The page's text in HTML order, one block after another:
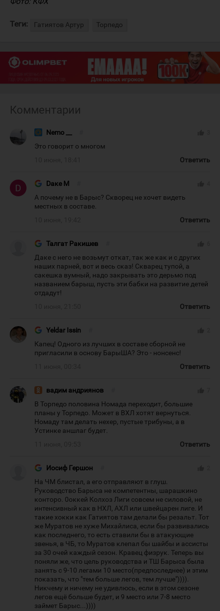
Теги: Гатиятов Артур Торпедо
Комментарии
Nemo __
Это говорит о многом
Ответить
Dаке М
А почему не в Барыс? Скворец не хочет видеть
местных в составе.
Ответить
Талгат Ракишев
Даке с него не возьмут откат, так же как и с других
наших парней, вот и весь сказ! Скварец тупой, а
сакешка вумный, надо закрывать это дерьмо под
названием барыш, пусть эти бабки на развитие детей
отдадут!
Ответить
Yeldar Issin
Капец! Одного из лучших в составе сборной не
пригласили в основу БарыША? Это - нонсенс!
Ответить
вадим андриянов
В Торпедо половина Номада переходит, большие
планы у Торпедо. Может в ВХЛ хотят вернуться.
Номаду там делать нехер, пустые трибуны, а в
Устинке аншлаг будет.
Ответить
Иосиф Гершон
На ЧМ блистал, а его отправляют в глуш.
Руководство Барыса не компетентны, шарашкино
конторо. 0оккей Колхоз Лиги совсем не силовой, не
интенсивный как в НХЛ, АХЛ или швейцарен лиге. И
такие хокки как Гатиятов там делали бы резальт. Тот
же Муратов не хуже Михайлиса, если бы развивались
как последнего, то есть ставили бы в атакующие
звенья, в ЧБ, то Муратов клепал бы шайбы и ассисты
за 30 очей каждый сезон. Кравец физрук. Теперь вы
поняли же, что цель руководства и ТШ Барыса была
занять с 9-10 легами 10 место(предпоследнее) и этим
показать, что "тем больше легов, тем лучше")))).
Никчему и ничему не удивлюсь, если в этом сезоне
легов ещё больше будет, и 9 место или 7-8 место
займет Барыс...))))